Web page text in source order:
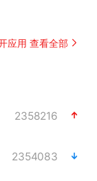
应用 查看全部
2358216
2354083